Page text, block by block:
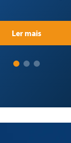
Ler mais